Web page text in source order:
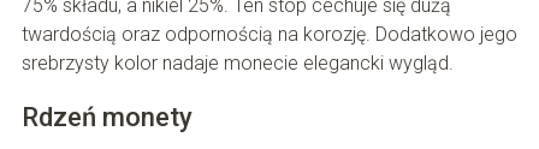
75% składu, a nikiel 25%. Ten stop cechuje się dużą
twardością oraz odpornością na korozję. Dodatkowo jego
srebrzysty kolor nadaje monecie elegancki wygląd.
Rdzeń monety